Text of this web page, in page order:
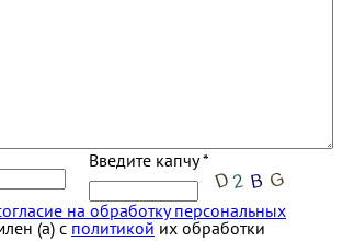
Введите капчу *
на обработку персональных
(а) с политикой их обработки